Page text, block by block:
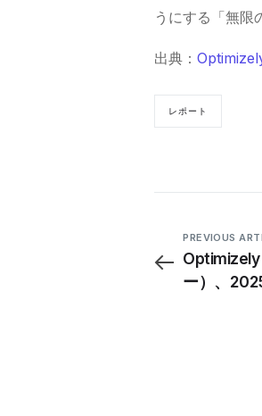
うにする「無限
出典：
レポート
PREVIOUS
Optimizely
ー）、